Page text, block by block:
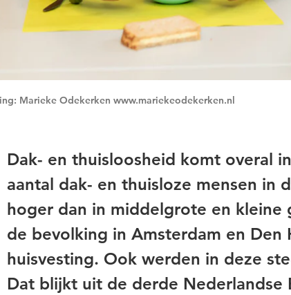
Marieke Odekerken www.mariekeodekerken.nl
Dak- en thuisloosheid komt overal
aantal dak- en thuisloze mensen in
hoger dan in middelgrote en kleine
de bevolking in Amsterdam en
huisvesting. Ook werden in deze
Dat blijkt uit de derde Nederlandse